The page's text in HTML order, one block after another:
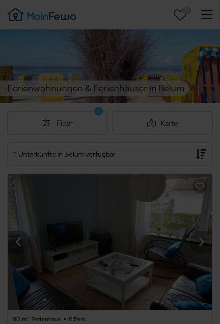
Ferienwohnungen & Ferienhäuser in Belum
11 Unterkünfte in Belum verfügbar
Filter
1
Karte
90 m² Ferienhaus 6 Pers.